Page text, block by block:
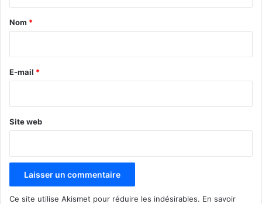
a
e
Nom *
E-mail *
Site web
Ce site utilise Akismet pour réduire les indésirables. En savoir